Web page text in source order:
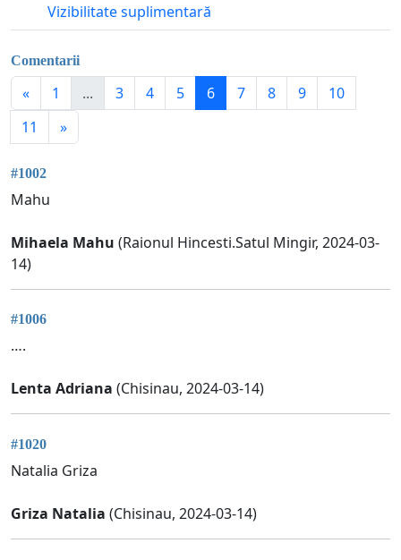
Vizibilitate suplimentară
Comentarii
« 1 ... 3 4 5 6 7 8 9
10
11
»
#1002
Mahu
Mihaela Mahu (Raionul Hincesti.Satul Mingir, 2024-03-
14)
#1006
….
Lenta Adriana (Chisinau, 2024-03-14)
#1020
Natalia Griza
Griza Natalia (Chisinau, 2024-03-14)